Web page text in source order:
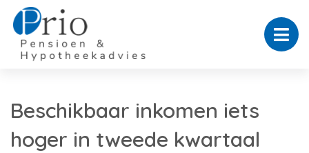
Beschikbaar inkomen iets
hoger in tweede kwartaal